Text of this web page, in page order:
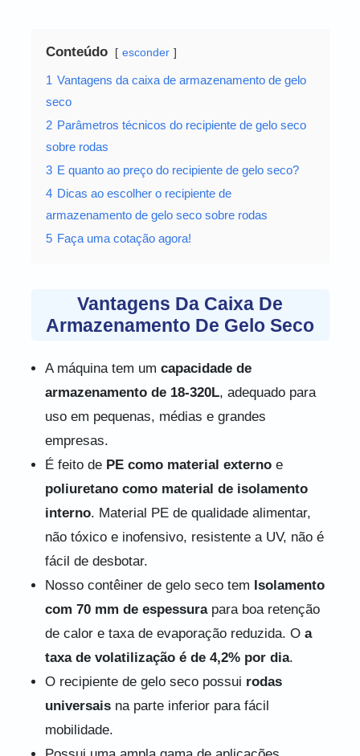
Conteúdo esconder
1 Vantagens da caixa de armazenamento de gelo
seco
2 Parâmetros técnicos do recipiente de gelo seco
sobre rodas
3 E quanto ao preço do recipiente de gelo seco?
4 Dicas ao escolher o recipiente de
armazenamento de gelo seco sobre rodas
5 Faça uma cotação agora!
Vantagens Da Caixa De
Armazenamento De Gelo Seco
A máquina tem um capacidade de
armazenamento de 18-320L, adequado para
uso em pequenas, médias e grandes
empresas.
É feito de PE como material externoe
poliuretano como material de isolamento
interno. Material PE de qualidade alimentar,
não tóxico e inofensivo, resistente a UV, não é
fácil de desbotar.
Nosso contêiner de gelo seco tem Isolamento
com 70 mm de espessurapara boa retenção
de calor e taxa de evaporação reduzida. O a
taxa de volatilização é de 4,2% por dia.
O recipiente de gelo seco possui rodas
universaisna parte inferior para fácil
mobilidade.